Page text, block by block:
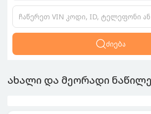
ძიება
ახალი და მეორადი